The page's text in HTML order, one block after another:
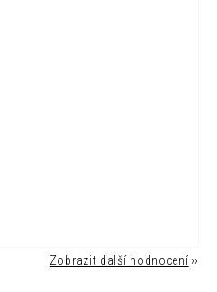
Zobrazit další hodnocení